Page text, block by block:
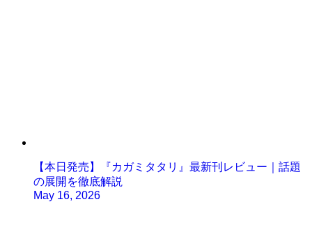
【本日発売】『カガミタタリ』最新刊レビュー｜話題
の展開を徹底解説
May 16, 2026